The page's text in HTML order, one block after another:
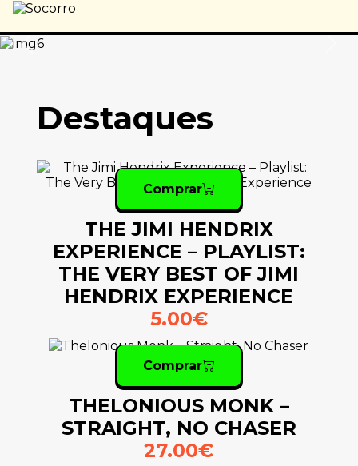
Previous
Destaques
Comprar
THE JIMI HENDRIX
EXPERIENCE – PLAYLIST:
THE VERY BEST OF JIMI
HENDRIX EXPERIENCE
5.00€
Comprar
THELONIOUS MONK –
STRAIGHT, NO CHASER
27.00€